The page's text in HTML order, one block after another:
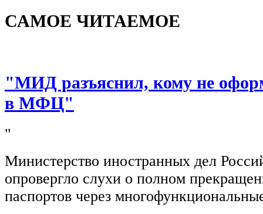
САМОЕ ЧИТАЕМОЕ
"МИД разъяснил, кому не
в МФЦ"
"
Министерство иностранных дел
опровергло слухи о полном
паспортов через